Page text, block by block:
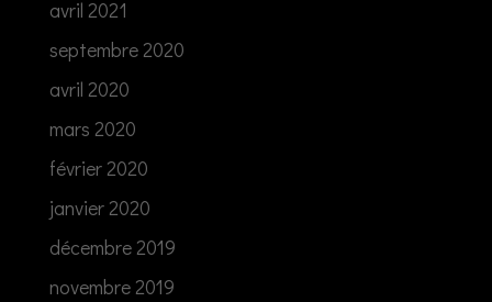
avril 2021
septembre 2020
avril 2020
mars 2020
février 2020
janvier 2020
décembre 2019
novembre 2019